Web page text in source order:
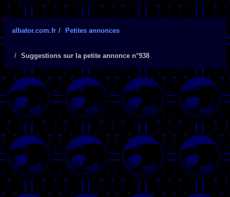
albator.com.fr Petites annonces
Suggestions sur la petite annonce n°938